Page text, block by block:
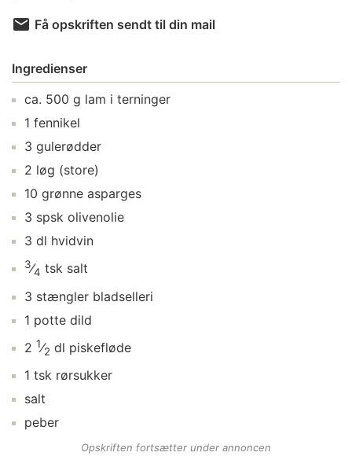
Få opskriften sendt til din mail
Ingredienser
ca. 500 g lam i terninger
1 fennikel
3 gulerødder
2 løg (store)
10 grønne asparges
3 spsk olivenolie
3 dl hvidvin
3⁄4 tsk salt
3 stængler bladselleri
1 potte dild
2 1⁄2 dl piskefløde
1 tsk rørsukker
salt
peber
Opskriften fortsætter under annoncen